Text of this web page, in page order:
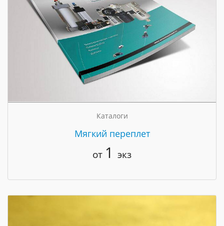
Каталоги
Мягкий переплет
от 1 экз